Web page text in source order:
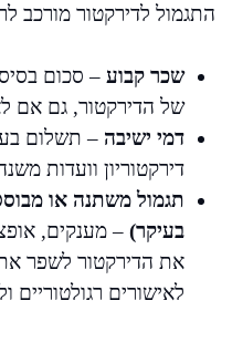
התגמול לדירקטור מורכב
שכר קבוע – סכום
של הדירקטור, גם אם
דמי ישיבה – תשלום
דירקטוריון וועדות
תגמול משתנה או
בעיקר) – מענקים,
את הדירקטור לשפר
לאישורים רגולטוריים